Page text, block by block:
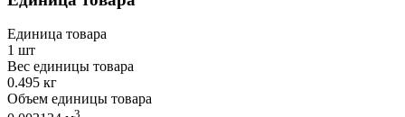
Единица товара
1 шт
Вес единицы товара
0.495 кг
Объем единицы товара
3